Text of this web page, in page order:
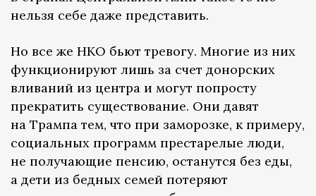
нельзя себе даже представить.
Но все же НКО бьют тревогу. Многие из них
функционируют лишь за счет донорских
вливаний из центра и могут попросту
прекратить существование. Они давят
на Трампа тем, что при заморозке, к примеру,
социальных программ престарелые люди,
не получающие пенсию, останутся без еды,
а дети из бедных семей потеряют